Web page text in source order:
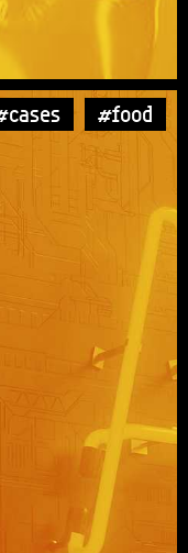
#food